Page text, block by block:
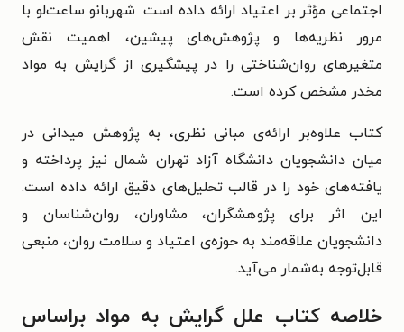
اجتماعی مؤثر بر اعتیاد ارائه داده است. شهربانو ساعت‌لو با
مرور نظریه‌ها و پژوهش‌های پیشین، اهمیت نقش
متغیرهای روان‌شناختی را در پیشگیری از گرایش به مواد
مخدر مشخص کرده است.
کتاب علاوه‌بر ارائه‌ی مبانی نظری، به پژوهش میدانی در
میان دانشجویان دانشگاه آزاد تهران شمال نیز پرداخته و
یافته‌های خود را در قالب تحلیل‌های دقیق ارائه داده است.
این اثر برای پژوهشگران، مشاوران، روان‌شناسان و
دانشجویان علاقه‌مند به حوزه‌ی اعتیاد و سلامت روان، منبعی
قابل‌توجه به‌شمار می‌آید.
خلاصه کتاب علل گرایش به مواد براساس